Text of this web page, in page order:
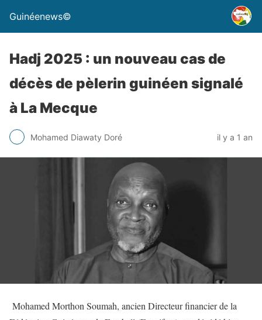
Guinéenews©
Hadj 2025 : un nouveau cas de
décès de pèlerin guinéen signalé
à La Mecque
Mohamed Diawaty Doré il y a 1 an
Mohamed Morthon Soumah, ancien Directeur financier de la